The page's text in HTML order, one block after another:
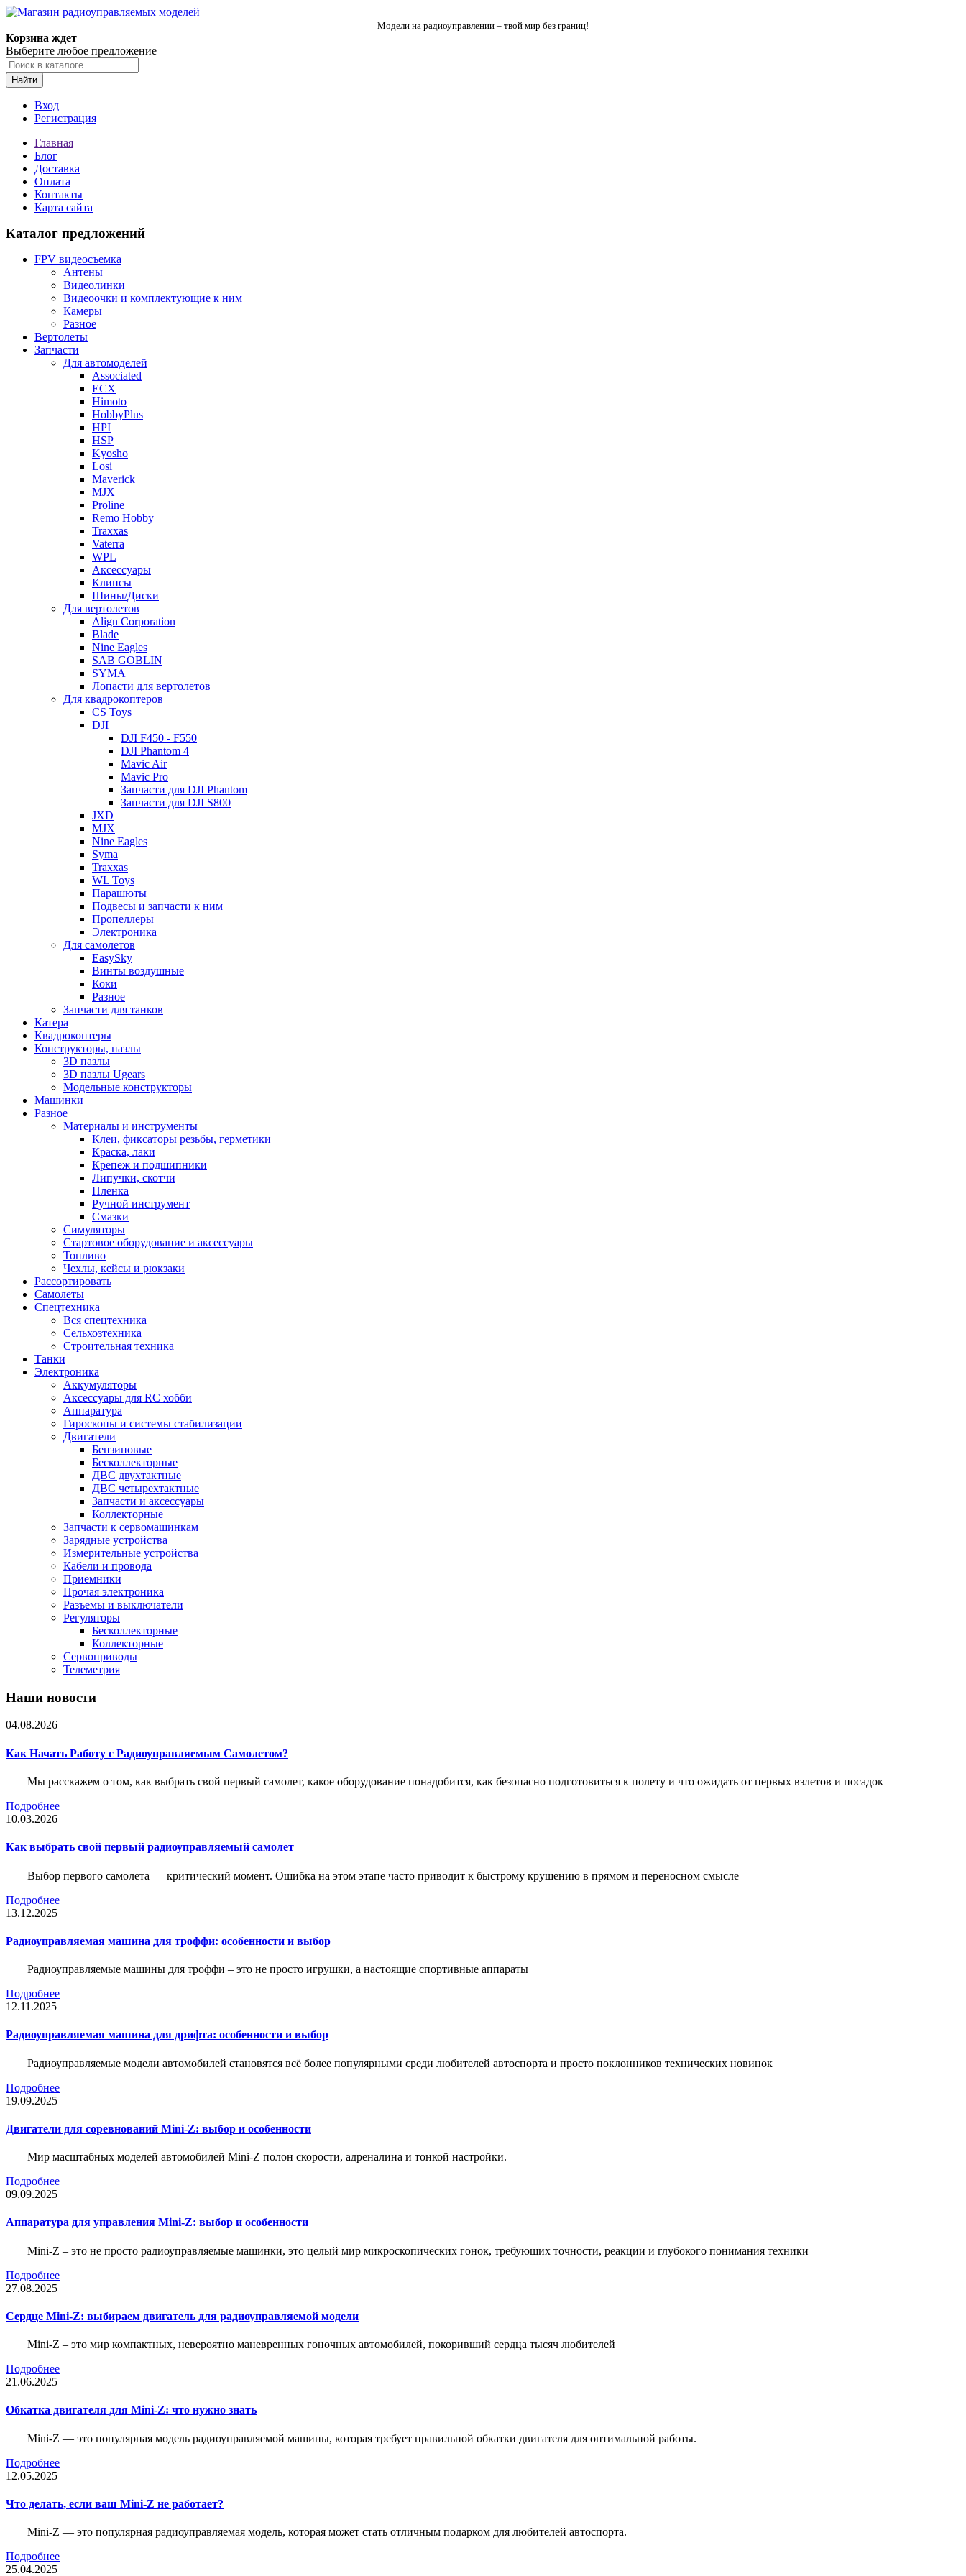
Модели на радиоуправлении – твой мир без границ!
Корзина ждет
Выберите любое предложение
Найти
Вход
Регистрация
Главная
Блог
Доставка
Оплата
Контакты
Карта сайта
Каталог предложений
FPV видеосъемка
Антены
Видеолинки
Видеоочки и комплектующие к ним
Камеры
Разное
Вертолеты
Запчасти
Для автомоделей
Associated
ECX
Himoto
HobbyPlus
HPI
HSP
Kyosho
Losi
Maverick
MJX
Proline
Remo Hobby
Traxxas
Vaterra
WPL
Аксессуары
Клипсы
Шины/Диски
Для вертолетов
Align Corporation
Blade
Nine Eagles
SAB GOBLIN
SYMA
Лопасти для вертолетов
Для квадрокоптеров
CS Toys
DJI
DJI F450 - F550
DJI Phantom 4
Mavic Air
Mavic Pro
Запчасти для DJI Phantom
Запчасти для DJI S800
JXD
MJX
Nine Eagles
Syma
Traxxas
WL Toys
Парашюты
Подвесы и запчасти к ним
Пропеллеры
Электроника
Для самолетов
EasySky
Винты воздушные
Коки
Разное
Запчасти для танков
Катера
Квадрокоптеры
Конструкторы, пазлы
3D пазлы
3D пазлы Ugears
Модельные конструкторы
Машинки
Разное
Материалы и инструменты
Клеи, фиксаторы резьбы, герметики
Краска, лаки
Крепеж и подшипники
Липучки, скотчи
Пленка
Ручной инструмент
Смазки
Симуляторы
Стартовое оборудование и аксессуары
Топливо
Чехлы, кейсы и рюкзаки
Рассортировать
Самолеты
Спецтехника
Вся спецтехника
Сельхозтехника
Строительная техника
Танки
Электроника
Аккумуляторы
Аксессуары для RC хобби
Аппаратура
Гироскопы и системы стабилизации
Двигатели
Бензиновые
Бесколлекторные
ДВС двухтактные
ДВС четырехтактные
Запчасти и аксессуары
Коллекторные
Запчасти к сервомашинкам
Зарядные устройства
Измерительные устройства
Кабели и провода
Приемники
Прочая электроника
Разъемы и выключатели
Регуляторы
Бесколлекторные
Коллекторные
Сервоприводы
Телеметрия
Наши новости
04.08.2026
Как Начать Работу с Радиоуправляемым Самолетом?
Мы расскажем о том, как выбрать свой первый самолет, какое оборудование понадобится, как безопасно подготовиться к полету и что ожидать от первых взлетов и посадок
Подробнее
10.03.2026
Как выбрать свой первый радиоуправляемый самолет
Выбор первого самолета — критический момент. Ошибка на этом этапе часто приводит к быстрому крушению в прямом и переносном смысле
Подробнее
13.12.2025
Радиоуправляемая машина для троффи: особенности и выбор
Радиоуправляемые машины для троффи – это не просто игрушки, а настоящие спортивные аппараты
Подробнее
12.11.2025
Радиоуправляемая машина для дрифта: особенности и выбор
Радиоуправляемые модели автомобилей становятся всё более популярными среди любителей автоспорта и просто поклонников технических новинок
Подробнее
19.09.2025
Двигатели для соревнований Mini-Z: выбор и особенности
Мир масштабных моделей автомобилей Mini-Z полон скорости, адреналина и тонкой настройки.
Подробнее
09.09.2025
Аппаратура для управления Mini-Z: выбор и особенности
Mini-Z – это не просто радиоуправляемые машинки, это целый мир микроскопических гонок, требующих точности, реакции и глубокого понимания техники
Подробнее
27.08.2025
Сердце Mini-Z: выбираем двигатель для радиоуправляемой модели
Mini-Z – это мир компактных, невероятно маневренных гоночных автомобилей, покоривший сердца тысяч любителей
Подробнее
21.06.2025
Обкатка двигателя для Mini-Z: что нужно знать
Mini-Z — это популярная модель радиоуправляемой машины, которая требует правильной обкатки двигателя для оптимальной работы.
Подробнее
12.05.2025
Что делать, если ваш Mini-Z не работает?
Mini-Z — это популярная радиоуправляемая модель, которая может стать отличным подарком для любителей автоспорта.
Подробнее
25.04.2025